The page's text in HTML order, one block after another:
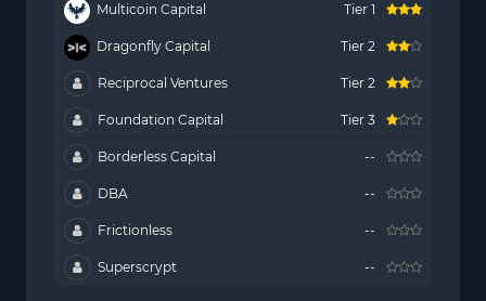
Multicoin Capital Tier 1
Dragonfly Capital Tier 2
Reciprocal Ventures Tier 2
Foundation Capital Tier 3
Borderless Capital --
DBA --
Frictionless --
Superscrypt --